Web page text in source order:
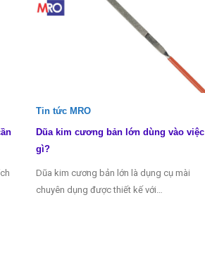
Tin tức MRO
Dũa kim cương bản lớn dùng vào việc
gì?
Dũa kim cương bản lớn là dụng cụ mài
chuyên dụng được thiết kế với…